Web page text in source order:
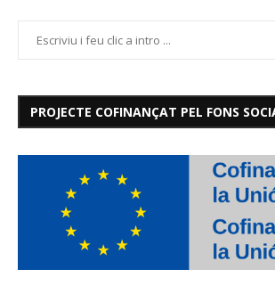
PROJECTE COFINANÇAT PEL FONS